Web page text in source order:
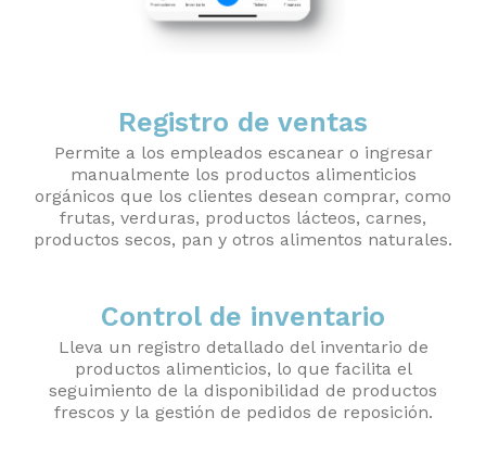
Registro de ventas
Permite a los empleados escanear o ingresar
manualmente los productos alimenticios
orgánicos que los clientes desean comprar, como
frutas, verduras, productos lácteos, carnes,
productos secos, pan y otros alimentos naturales.
Control de inventario
Lleva un registro detallado del inventario de
productos alimenticios, lo que facilita el
seguimiento de la disponibilidad de productos
frescos y la gestión de pedidos de reposición.